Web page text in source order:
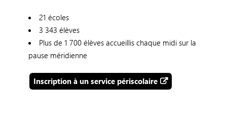
21 écoles
3 343 élèves
Plus de 1 700 élèves accueillis chaque midi sur la
pause méridienne
Inscription à un service périscolaire